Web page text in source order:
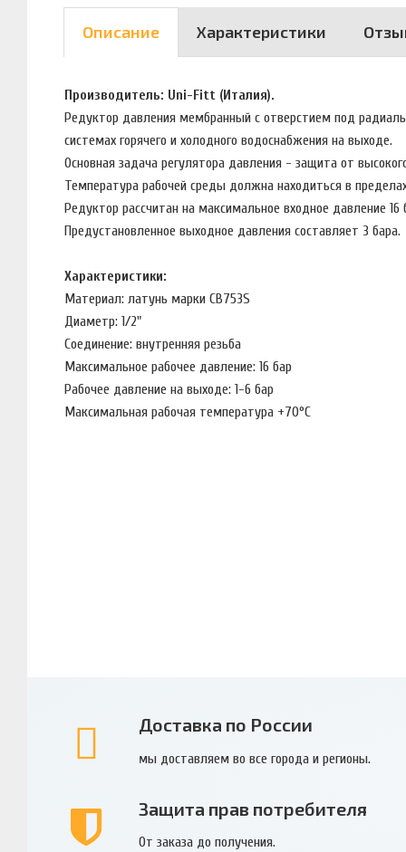
Описание Характеристики
Производитель: Uni-Fitt (Италия).
Редуктор давления мембранный с отверстием под
системах горячего и холодного водоснабжения на выходе.
Основная задача регулятора давления - защита от
Температура рабочей среды должна находиться в
Редуктор рассчитан на максимальное входное давление
Предустановленное выходное давления составляет 3 бара.
Характеристики:
Материал: латунь марки CB753S
Диаметр: 1/2"
Соединение: внутренняя резьба
Максимальное рабочее давление: 16 бар
Рабочее давление на выходе: 1-6 бар
Максимальная рабочая температура +70°С
Доставка по России
мы доставляем во все города и регионы.
Защита прав потребителя
От заказа до получения.